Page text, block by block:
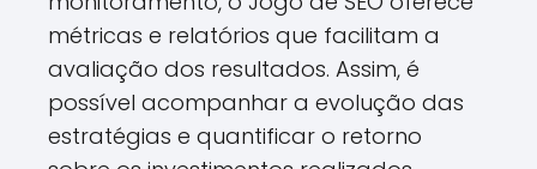
métricas e relatórios que facilitam a
avaliação dos resultados. Assim, é
possível acompanhar a evolução das
estratégias e quantificar o retorno